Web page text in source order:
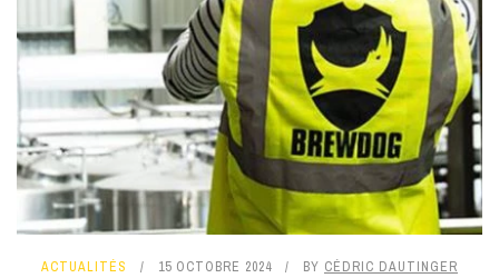
ACTUALITÉS 15 OCTOBRE 2024 BY CÉDRIC DAUTINGER